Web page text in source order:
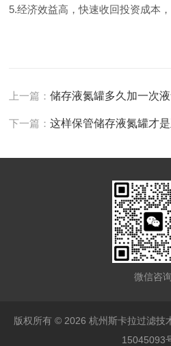
5.经济效益高，快速收回投资成本
上一篇：储存液氮罐多久加一次
下一篇：这样保管储存液氮罐才
微信咨询
版权所有 © 2026 杭州斯卡拉过滤
15045093